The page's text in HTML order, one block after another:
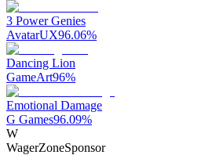
3 Power Genies
AvatarUX96.06%
Dancing Lion
GameArt96%
Emotional Damage
G Games96.09%
W
WagerZoneSponsor